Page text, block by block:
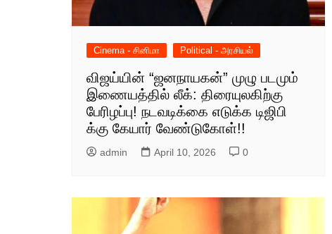
Cinema - சினிமா Political - அரசியல்
விஜய்யின் “ஜனநாயகன்” முழு படமும்
இணையத்தில் லீக்: திரையுலகிற்கு
பேரிழப்பு! நடவடிக்கை எடுக்க டிஜிபி
க்கு கேயார் வேண்டுகோள்!!
admin April 10, 2026 0